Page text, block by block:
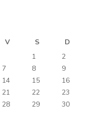
V S
D
1
2
7 8
9
14 15
16
21 22
23
28 29
30